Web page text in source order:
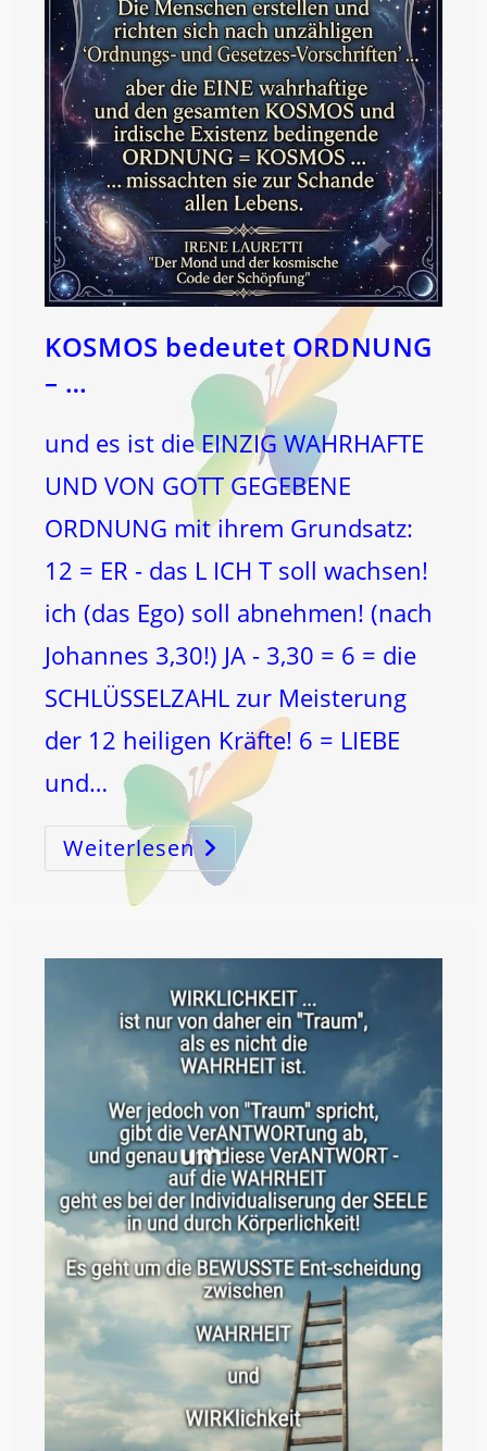
KOSMOS bedeutet ORDNUNG
– …
und es ist die EINZIG WAHRHAFTE
UND VON GOTT GEGEBENE
ORDNUNG mit ihrem Grundsatz:
12 = ER - das L ICH T soll wachsen!
ich (das Ego) soll abnehmen! (nach
Johannes 3,30!) JA - 3,30 = 6 = die
SCHLÜSSELZAHL zur Meisterung
der 12 heiligen Kräfte! 6 = LIEBE
und…
Weiterlesen KOSMOS
Bedeutet
ORDNUNG